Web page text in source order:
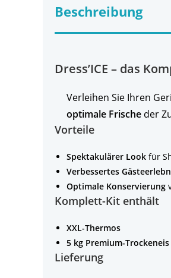
Beschreibung
Dress’ICE – das
Verleihen Sie Ihren
optimale Frische der
Vorteile
Spektakulärer Look für
Verbessertes
Optimale Konservierung
Komplett-Kit enthält
XXL-Thermos
5 kg Premium-Trockeneis
Lieferung